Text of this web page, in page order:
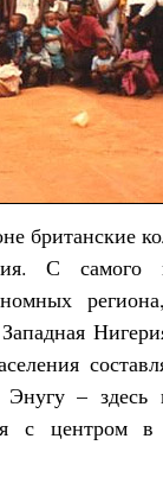
британские
С самого
– здесь
с центром